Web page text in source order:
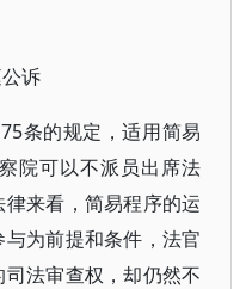
诉
条的规定，适用简易
院可以不派员出席法
来看，简易程序的运
为前提和条件，法官
法审查权，却仍然不